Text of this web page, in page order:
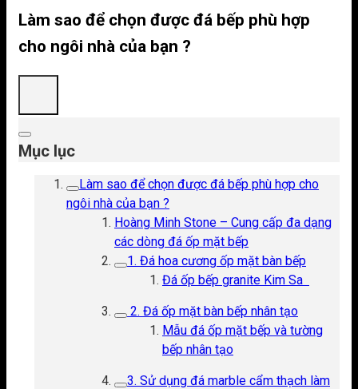
Làm sao để chọn được đá bếp phù hợp
cho ngôi nhà của bạn ?
Mục lục
Làm sao để chọn được đá bếp phù hợp cho
ngôi nhà của bạn ?
Hoàng Minh Stone – Cung cấp đa dạng
các dòng đá ốp mặt bếp
1. Đá hoa cương ốp mặt bàn bếp
Đá ốp bếp granite Kim Sa
2. Đá ốp mặt bàn bếp nhân tạo
Mẫu đá ốp mặt bếp và tường
bếp nhân tạo
3. Sử dụng đá marble cẩm thạch làm